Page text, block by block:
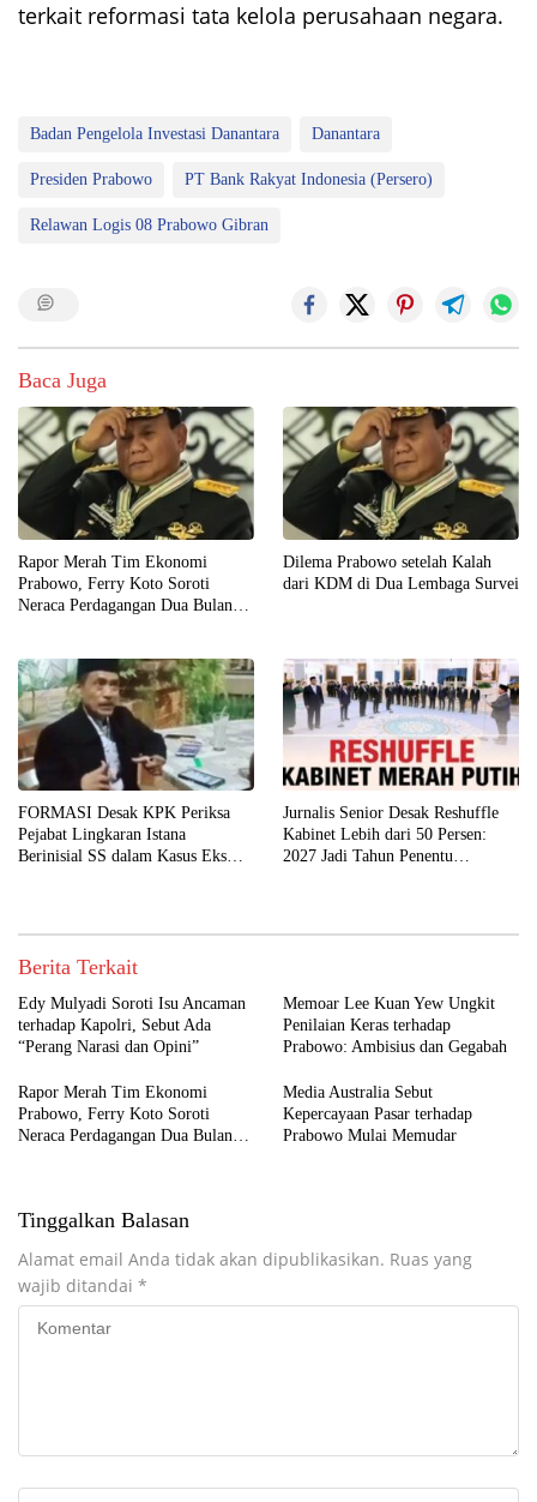
terkait reformasi tata kelola perusahaan negara.
Badan Pengelola Investasi Danantara Danantara
Presiden Prabowo PT Bank Rakyat Indonesia (Persero)
Relawan Logis 08 Prabowo Gibran
Baca Juga
Rapor Merah Tim Ekonomi
Prabowo, Ferry Koto Soroti
Neraca Perdagangan Dua Bulan
Dilema Prabowo setelah Kalah
dari KDM di Dua Lembaga Survei
FORMASI Desak KPK Periksa
Pejabat Lingkaran Istana
Berinisial SS dalam Kasus Eks
Jurnalis Senior Desak Reshuffle
Kabinet Lebih dari 50 Persen:
2027 Jadi Tahun Penentu
Berita Terkait
Edy Mulyadi Soroti Isu Ancaman
terhadap Kapolri, Sebut Ada
“Perang Narasi dan Opini”
Memoar Lee Kuan Yew Ungkit
Penilaian Keras terhadap
Prabowo: Ambisius dan Gegabah
Rapor Merah Tim Ekonomi
Prabowo, Ferry Koto Soroti
Neraca Perdagangan Dua Bulan
Media Australia Sebut
Kepercayaan Pasar terhadap
Prabowo Mulai Memudar
Tinggalkan Balasan
Alamat email Anda tidak akan dipublikasikan. Ruas yang
wajib ditandai *